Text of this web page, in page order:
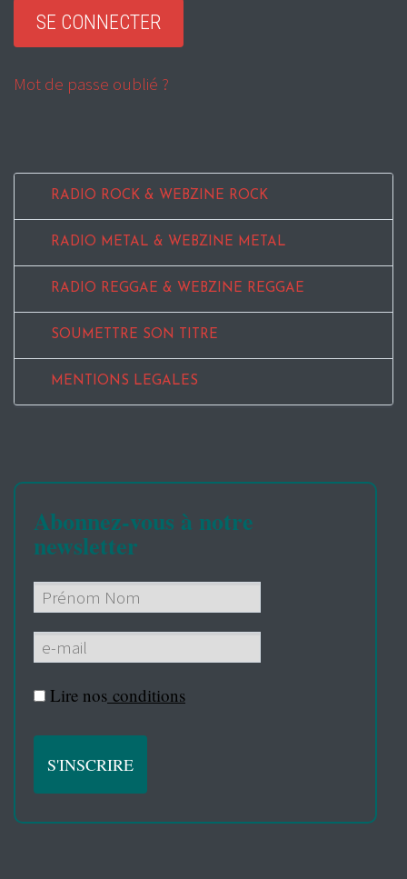
Mot de passe oublié ?
RADIO ROCK & WEBZINE ROCK
RADIO METAL & WEBZINE METAL
RADIO REGGAE & WEBZINE REGGAE
SOUMETTRE SON TITRE
MENTIONS LEGALES
Abonnez-vous à notre
newsletter
Lire nos conditions